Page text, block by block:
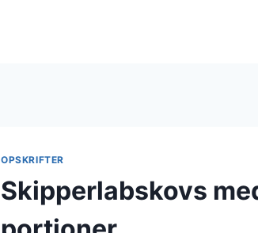
OPSKRIFTER
Skipperlabskovs